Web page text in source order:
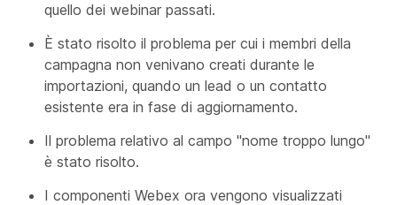
quello dei webinar passati.
È stato risolto il problema per cui i membri della
campagna non venivano creati durante le
importazioni, quando un lead o un contatto
esistente era in fase di aggiornamento.
Il problema relativo al campo "nome troppo lungo"
è stato risolto.
I componenti Webex ora vengono visualizzati